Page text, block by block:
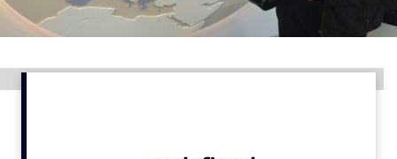
12 nov: MarketingLive!
Adverteren
Events
Opleidingen